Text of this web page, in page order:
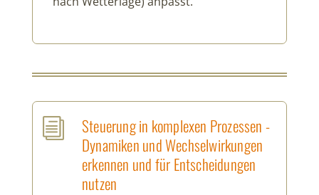
i
Steuerung in komplexen Prozessen -
Dynamiken und Wechselwirkungen
erkennen und für Entscheidungen
nutzen